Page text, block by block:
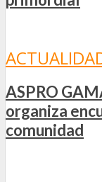
ASPRO
organiza
comunidad